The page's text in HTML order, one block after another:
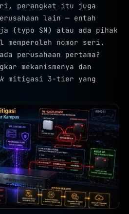
perangkat itu juga
lain — entah
(typo SN) atau ada pihak
nomor seri.
perusahaan pertama?
mekanismenya dan
mitigasi 3-tier yang